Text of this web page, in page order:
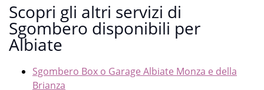
Scopri gli altri servizi di
Sgombero disponibili per
Albiate
Sgombero Box o Garage Albiate Monza e della
Brianza